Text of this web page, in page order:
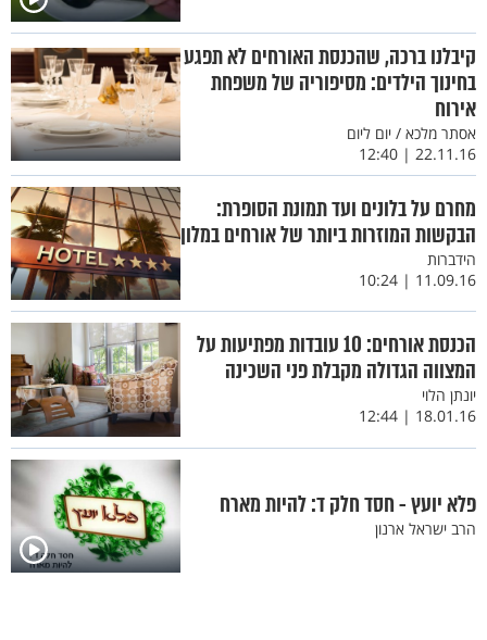
קיבלנו ברכה, שהכנסת האורחים לא תפגע
בחינוך הילדים: מסיפוריה של משפחת
אירוח
אסתר מלכא / יום ליום
22.11.16 | 12:40
מחרם על בלונים ועד תמונת הסופרת:
הבקשות המוזרות ביותר של אורחים במלון
הידברות
11.09.16 | 10:24
הכנסת אורחים: 10 עובדות מפתיעות על
המצווה הגדולה מקבלת פני השכינה
יונתן הלוי
18.01.16 | 12:44
פלא יועץ - חסד חלק ד: להיות מארח
הרב ישראל ארנון